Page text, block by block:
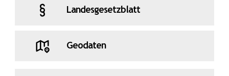
Landesgesetzblatt
Geodaten